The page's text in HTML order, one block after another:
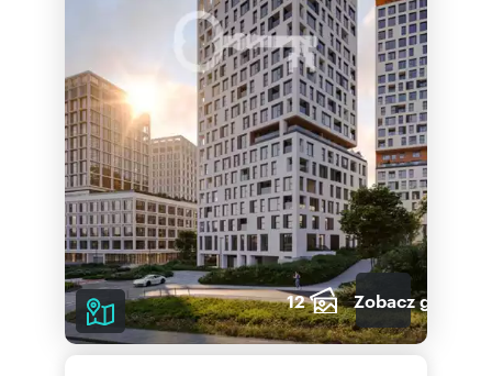
12 Zobacz galerię